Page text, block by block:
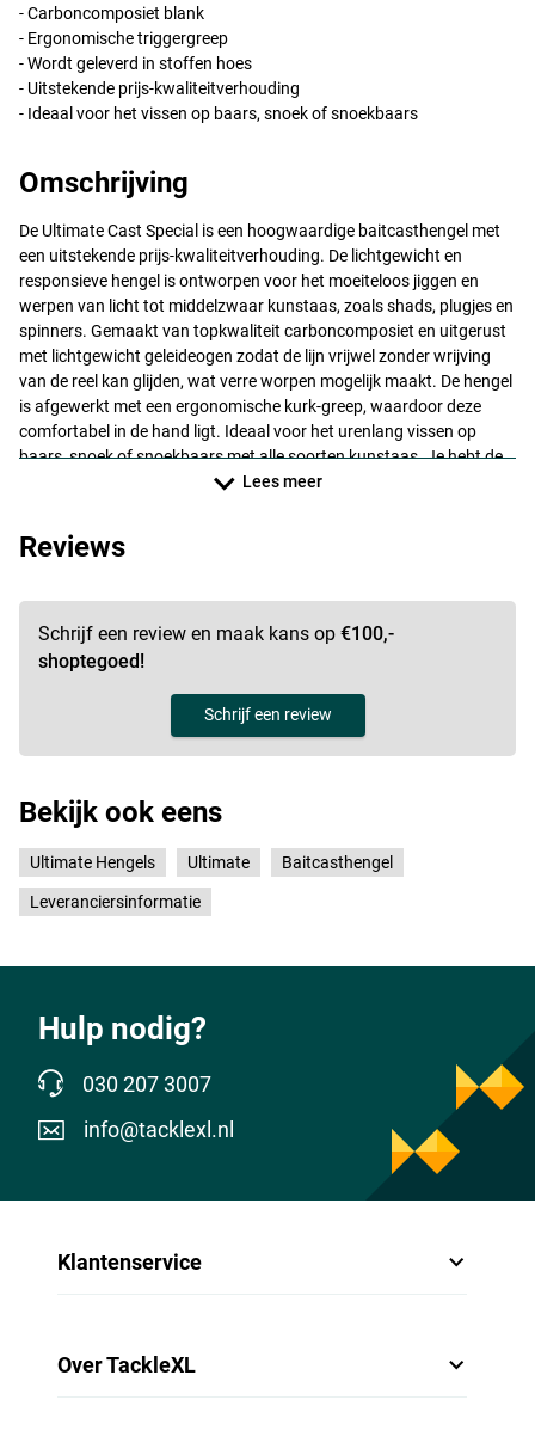
- Carboncomposiet blank
- Ergonomische triggergreep
- Wordt geleverd in stoffen hoes
- Uitstekende prijs-kwaliteitverhouding
- Ideaal voor het vissen op baars, snoek of snoekbaars
Omschrijving
De Ultimate Cast Special is een hoogwaardige baitcasthengel met
een uitstekende prijs-kwaliteitverhouding. De lichtgewicht en
responsieve hengel is ontworpen voor het moeiteloos jiggen en
werpen van licht tot middelzwaar kunstaas, zoals shads, plugjes en
spinners. Gemaakt van topkwaliteit carboncomposiet en uitgerust
met lichtgewicht geleideogen zodat de lijn vrijwel zonder wrijving
van de reel kan glijden, wat verre worpen mogelijk maakt. De hengel
is afgewerkt met een ergonomische kurk-greep, waardoor deze
comfortabel in de hand ligt. Ideaal voor het urenlang vissen op
baars, snoek of snoekbaars met alle soorten kunstaas. Je hebt de
keuze uit de volgende modellen:
- Gewicht: 158g
- Actie: L (light)
Ultimate Cast Special Cork10-30g 2.00m
- Gewicht: 156g
- Werpgewicht: 10-30g
- Actie: ML (medium light)
- Werpgewicht: 15-45g
Ultimate Cast Special Cork20-60g 2.00m
- Gewicht: 170g
Lees meer
Reviews
Schrijf een review en maak kans op €100,-
shoptegoed!
Schrijf een review
Bekijk ook eens
Ultimate Hengels Ultimate Baitcasthengel
Leveranciersinformatie
Hulp nodig?
030 207 3007
info@tacklexl.nl
Klantenservice
Over TackleXL